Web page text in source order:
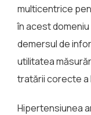
multicentrice
în acest domeniu
demersul de
utilitatea
tratării corecte a
Hipertensiunea